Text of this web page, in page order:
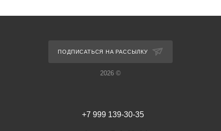
ПОДПИСАТЬСЯ НА РАССЫЛКУ
2026 ©
+7 999 139-30-35